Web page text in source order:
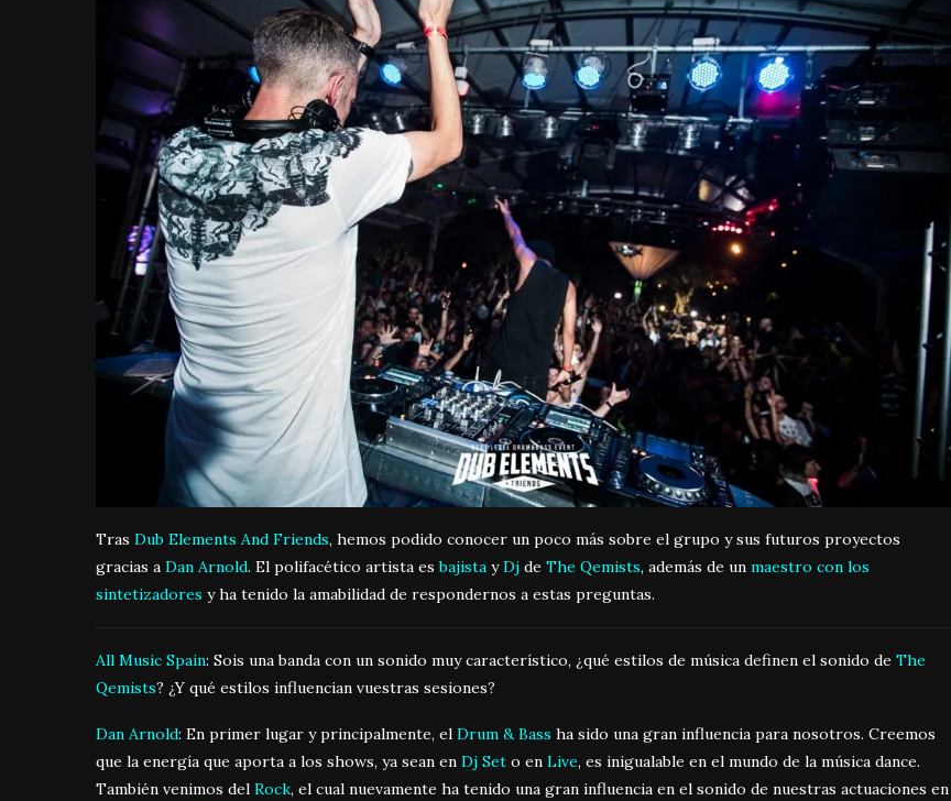
Tras Dub Elements And Friends, hemos podido conocer un poco más sobre el grupo y sus futuros proyectos
gracias a Dan Arnold. El polifacético artista esbajista yDj de The Qemists, además de un maestro con los
sintetizadores y ha tenido la amabilidad de respondernos a estas preguntas.
All Music Spain: Sois una banda con un sonido muy característico, ¿qué estilos de música definen el sonido de The
Qemists? ¿Y qué estilos influencian vuestras sesiones?
Dan Arnold: En primer lugar y principalmente, el Drum & Bass ha sido una gran influencia para nosotros. Creemos
que la energía que aporta a los shows, ya sean en Dj Set o en Live, es inigualable en el mundo de la música dance.
También venimos del Rock, el cual nuevamente ha tenido una gran influencia en el sonido de nuestras actuaciones en